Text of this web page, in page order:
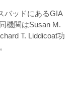
バッドにあるGIA
機関はSusan M.
T. Liddicoat功